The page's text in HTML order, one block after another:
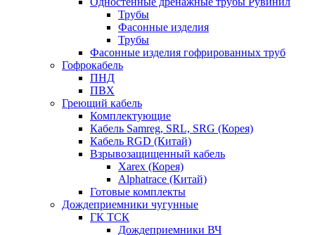
Трубы
Фасонные изделия
Трубы
Фасонные изделия гофрированных труб
Гофрокабель
ПНД
ПВХ
Греющий кабель
Комплектующие
Кабель Samreg, SRL, SRG (Корея)
Кабель RGD (Китай)
Взрывозащищенный кабель
Xarex (Корея)
Alphatrace (Китай)
Готовые комплекты
Дождеприемники чугунные
ГК ТСК
Дождеприемники ВЧ